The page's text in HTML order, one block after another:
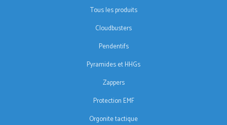
Tous les produits
Cloudbusters
Pendentifs
Pyramides et HHGs
Zappers
Protection EMF
Orgonite tactique